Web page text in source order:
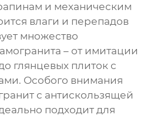
и механическим
влаги и перепадов
множество
– от имитации
глянцевых плиток с
Особого внимания
с антискользящей
подходит для